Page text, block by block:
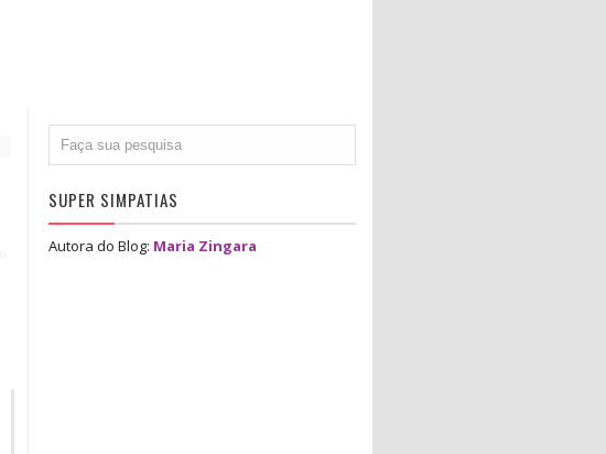
SUPER SIMPATIAS
Autora do Blog: Maria Zingara